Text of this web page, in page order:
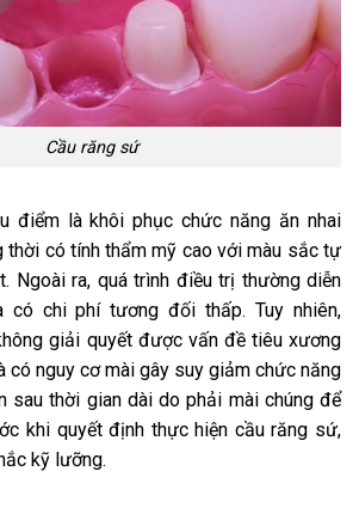
Cầu răng sứ
điểm là khôi phục chức năng ăn nhai
có tính thẩm mỹ cao với màu sắc tự
Ngoài ra, quá trình điều trị thường diễn
có chi phí tương đối thấp. Tuy nhiên,
giải quyết được vấn đề tiêu xương
có nguy cơ mài gây suy giảm chức năng
sau thời gian dài do phải mài chúng để
khi quyết định thực hiện cầu răng sứ,
kỹ lưỡng.